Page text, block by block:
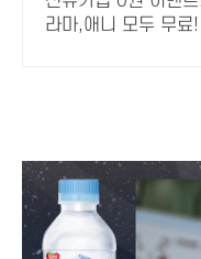
라마,애니 모두 무료